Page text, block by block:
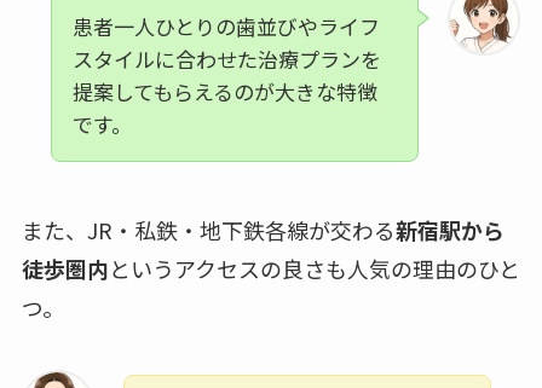
患者一人ひとりの歯並びやライフ
スタイルに合わせた治療プランを
提案してもらえるのが大きな特徴
です。
また、JR・私鉄・地下鉄各線が交わる新宿駅から
徒歩圏内というアクセスの良さも人気の理由のひと
つ。